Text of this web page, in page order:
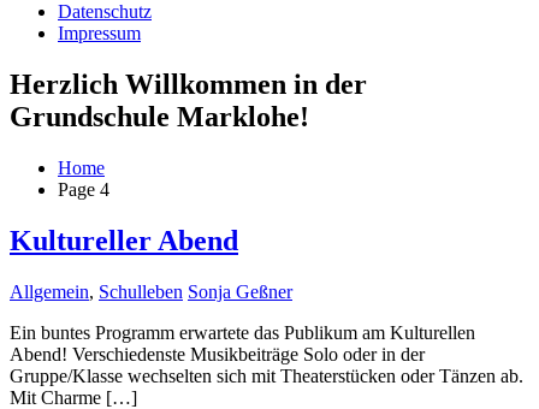
Datenschutz
Impressum
Herzlich Willkommen in der
Grundschule Marklohe!
Home
Page 4
Kultureller Abend
Allgemein, Schulleben Sonja Geßner
Ein buntes Programm erwartete das Publikum am Kulturellen
Abend! Verschiedenste Musikbeiträge Solo oder in der
Gruppe/Klasse wechselten sich mit Theaterstücken oder Tänzen ab.
Mit Charme […]